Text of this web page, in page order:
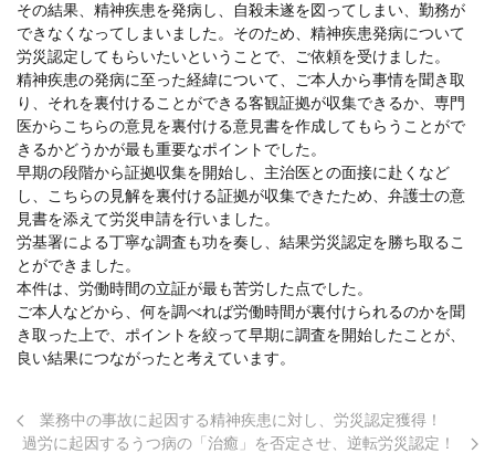
その結果、精神疾患を発病し、自殺未遂を図ってしまい、勤務が
できなくなってしまいました。そのため、精神疾患発病について
労災認定してもらいたいということで、ご依頼を受けました。
精神疾患の発病に至った経緯について、ご本人から事情を聞き取
り、それを裏付けることができる客観証拠が収集できるか、専門
医からこちらの意見を裏付ける意見書を作成してもらうことがで
きるかどうかが最も重要なポイントでした。
早期の段階から証拠収集を開始し、主治医との面接に赴くなど
し、こちらの見解を裏付ける証拠が収集できたため、弁護士の意
見書を添えて労災申請を行いました。
労基署による丁寧な調査も功を奏し、結果労災認定を勝ち取るこ
とができました。
本件は、労働時間の立証が最も苦労した点でした。
ご本人などから、何を調べれば労働時間が裏付けられるのかを聞
き取った上で、ポイントを絞って早期に調査を開始したことが、
良い結果につながったと考えています。
業務中の事故に起因する精神疾患に対し、労災認定獲得！
過労に起因するうつ病の「治癒」を否定させ、逆転労災認定！